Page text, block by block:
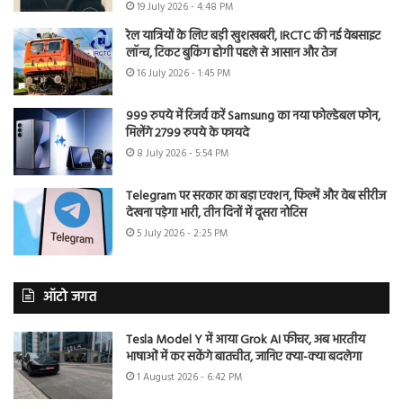
19 July 2026 - 4:48 PM
रेल यात्रियों के लिए बड़ी खुशखबरी, IRCTC की नई वेबसाइट
लॉन्च, टिकट बुकिंग होगी पहले से आसान और तेज
16 July 2026 - 1:45 PM
999 रुपये में रिजर्व करें Samsung का नया फोल्डेबल फोन,
मिलेंगे 2799 रुपये के फायदे
8 July 2026 - 5:54 PM
Telegram पर सरकार का बड़ा एक्शन, फिल्में और वेब सीरीज
देखना पड़ेगा भारी, तीन दिनों में दूसरा नोटिस
5 July 2026 - 2:25 PM
ऑटो जगत
Tesla Model Y में आया Grok AI फीचर, अब भारतीय
भाषाओं में कर सकेंगे बातचीत, जानिए क्या-क्या बदलेगा
1 August 2026 - 6:42 PM